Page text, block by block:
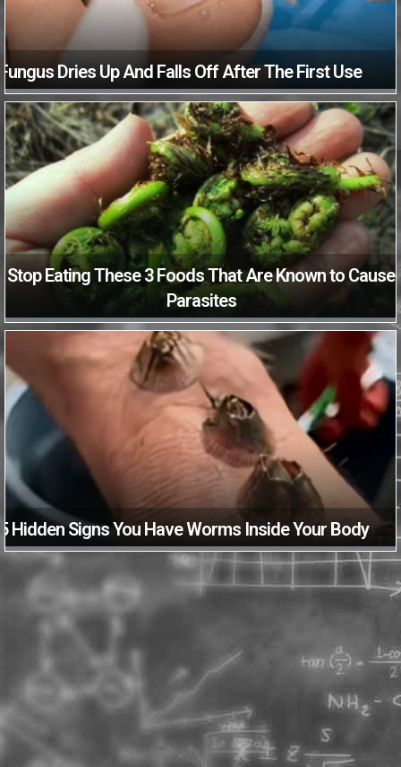
Dries Up And Falls Off After The First Use
Stop Eating These 3 Foods That Are Known to Cause
Parasites
Hidden Signs You Have Worms Inside Your Body